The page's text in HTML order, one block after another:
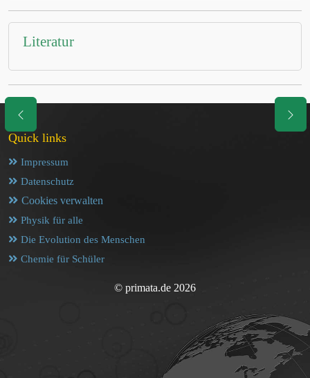
Literatur
Quick links
Impressum
Datenschutz
Cookies verwalten
Physik für alle
Die Evolution des Menschen
Chemie für Schüler
© primata.de 2026